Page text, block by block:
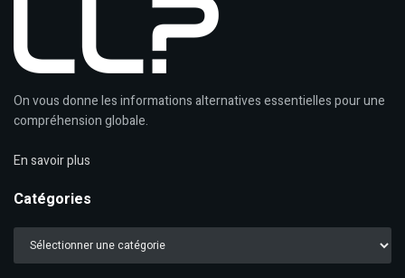
On vous donne les informations alternatives essentielles pour une
compréhension globale.
En savoir plus
Catégories
Catégories